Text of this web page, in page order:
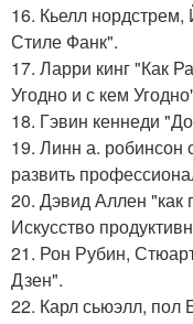
16. Кьелл
Стиле Фанк".
17. Ларри кинг "Как
Угодно и с кем
18. Гэвин кеннеди
19. Линн а. робинсон
развить
20. Дэвид Аллен "как
Искусство
21. Рон Рубин,
Дзен".
22. Карл сьюэлл,